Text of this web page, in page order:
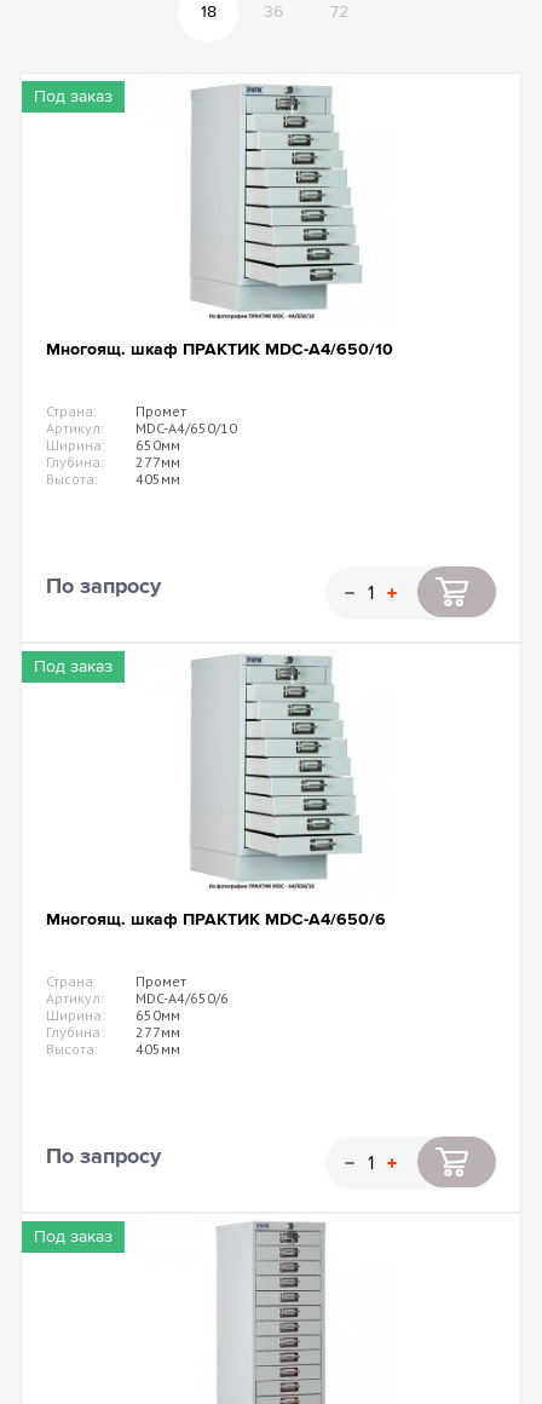
18 36 72
Под заказ
Многоящ. шкаф ПРАКТИК MDC-A4/650/10
Страна:
Промет
Артикул:
MDC-A4/650/10
Ширина:
650мм
Глубина:
277мм
Высота:
405мм
По запросу
Под заказ
Многоящ. шкаф ПРАКТИК MDC-A4/650/6
Страна:
Промет
Артикул:
MDC-A4/650/6
Ширина:
650мм
Глубина:
277мм
Высота:
405мм
По запросу
Под заказ